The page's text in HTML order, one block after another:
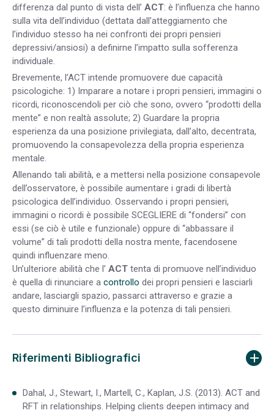
differenza dal punto di vista dell’ ACT: è l’influenza che hanno
sulla vita dell’individuo (dettata dall’atteggiamento che
l’individuo stesso ha nei confronti dei propri pensieri
depressivi/ansiosi) a definirne l’impatto sulla sofferenza
individuale.
Brevemente, l’ACT intende promuovere due capacità
psicologiche: 1) Imparare a notare i propri pensieri, immagini o
ricordi, riconoscendoli per ciò che sono, ovvero “prodotti della
mente” e non realtà assolute; 2) Guardare la propria
esperienza da una posizione privilegiata, dall’alto, decentrata,
promuovendo la consapevolezza della propria esperienza
mentale.
Allenando tali abilità, e a mettersi nella posizione consapevole
dell’osservatore, è possibile aumentare i gradi di libertà
psicologica dell’individuo. Osservando i propri pensieri,
immagini o ricordi è possibile SCEGLIERE di “fondersi” con
essi (se ciò è utile e funzionale) oppure di “abbassare il
volume” di tali prodotti della nostra mente, facendosene
quindi influenzare meno.
Un’ulteriore abilità che l’ ACT tenta di promuove nell’individuo
è quella di rinunciare a controllo dei propri pensieri e lasciarli
andare, lasciargli spazio, passarci attraverso e grazie a
questo diminuire l’influenza e la potenza di tali pensieri.
Riferimenti Bibliografici
Dahal, J., Stewart, I., Martell, C., Kaplan, J.S. (2013). ACT and
RFT in relationships. Helping clients deepen intimacy and